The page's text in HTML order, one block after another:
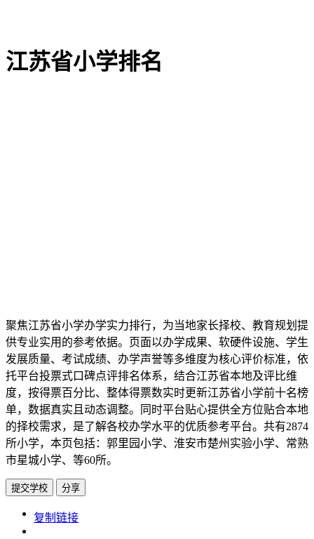
江苏省小学排名
聚焦江苏省小学办学实力排行，为当地家长择校、教育规划提
供专业实用的参考依据。页面以办学成果、软硬件设施、学生
发展质量、考试成绩、办学声誉等多维度为核心评价标准，依
托平台投票式口碑点评排名体系，结合江苏省本地及评比维
度，按得票百分比、整体得票数实时更新江苏省小学前十名榜
单，数据真实且动态调整。同时平台贴心提供全方位贴合本地
的择校需求，是了解各校办学水平的优质参考平台。共有2874
所小学，本页包括：郭里园小学、淮安市楚州实验小学、常熟
市星城小学、等60所。
提交学校 分享
https://www.edupk.cn/ct/1595/tp/2
复制链接